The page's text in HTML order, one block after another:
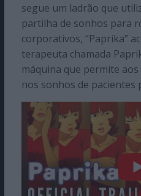
segue um ladrão que
partilha de sonhos para
corporativos, “Paprika”
terapeuta chamada
máquina que permite
nos sonhos de pacientes